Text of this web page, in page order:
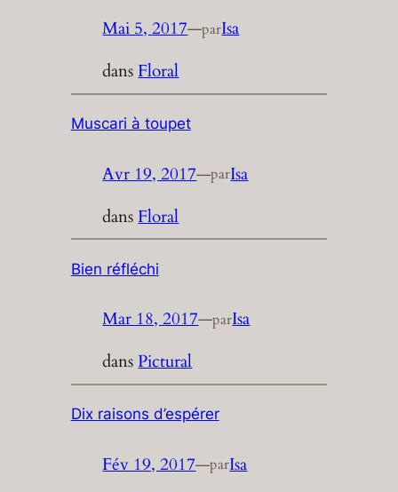
Mai 5, 2017—parIsa
dansFloral
Muscari à toupet
Avr 19, 2017—parIsa
dans Floral
Bien réfléchi
Mar 18, 2017—parIsa
dansPictural
Dix raisons d’espérer
Fév 19, 2017—parIsa